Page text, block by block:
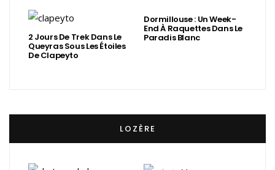
2 Jours De Trek Dans Le
Queyras Sous Les Étoiles
De Clapeyto
Dormillouse : Un Week-
End À Raquettes Dans Le
Paradis Blanc
LOZÈRE